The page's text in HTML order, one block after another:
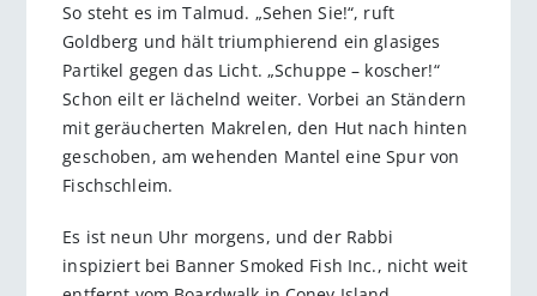
So steht es im Talmud. „Sehen Sie!“, ruft
Goldberg und hält triumphierend ein glasiges
Partikel gegen das Licht. „Schuppe – koscher!“
Schon eilt er lächelnd weiter. Vorbei an Ständern
mit geräucherten Makrelen, den Hut nach hinten
geschoben, am wehenden Mantel eine Spur von
Fischschleim.
Es ist neun Uhr morgens, und der Rabbi
inspiziert bei Banner Smoked Fish Inc., nicht weit